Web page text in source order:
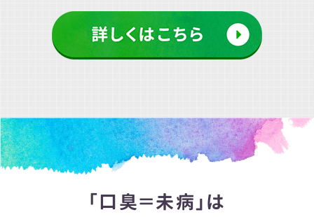
「口臭＝未病」は